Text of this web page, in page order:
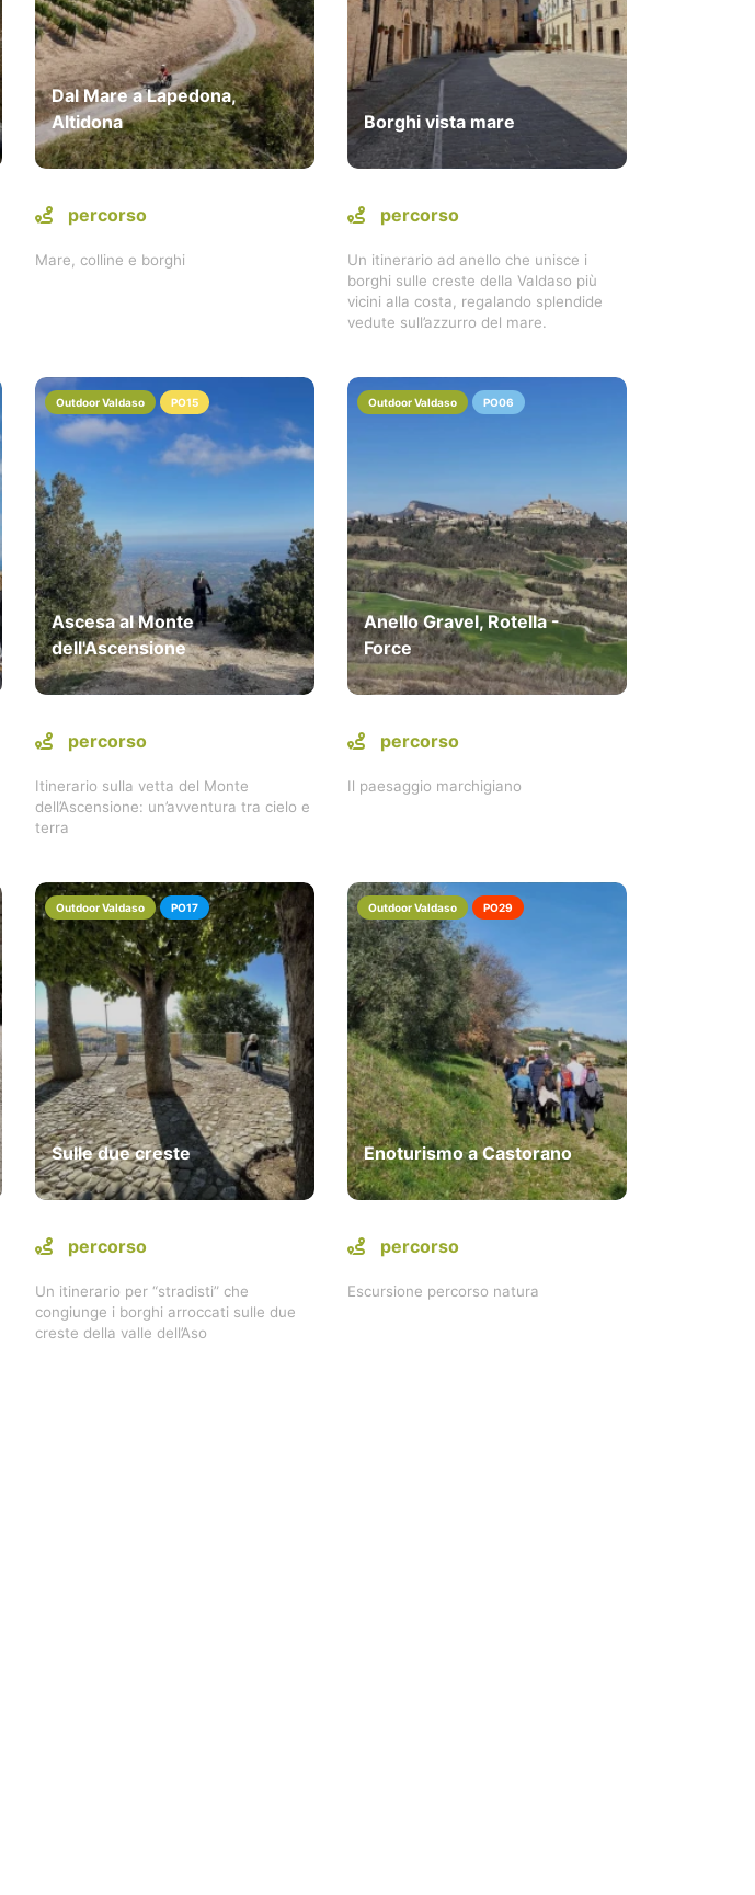
Dal Mare a Lapedona,
Altidona
percorso
Mare, colline e borghi
Borghi vista mare
percorso
Un itinerario ad anello che unisce i
borghi sulle creste della Valdaso più
vicini alla costa, regalando splendide
vedute sull’azzurro del mare.
Outdoor Valdaso PO15
Ascesa al Monte
dell'Ascensione
percorso
Itinerario sulla vetta del Monte
dell’Ascensione: un’avventura tra cielo e
terra
Outdoor Valdaso PO06
Anello Gravel, Rotella -
Force
percorso
Il paesaggio marchigiano
Outdoor Valdaso PO17
Sulle due creste
percorso
Un itinerario per “stradisti” che
congiunge i borghi arroccati sulle due
creste della valle dell’Aso
Outdoor Valdaso PO29
Enoturismo a Castorano
percorso
Escursione percorso natura